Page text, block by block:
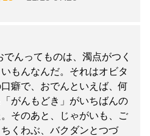
でんってものは、濁点がつく
もんなんだ。それはオビタ
癖で、おでんといえば、何
がんもどき」がいちばんの
そのあと、じゃがいも、ご
くわぶ、バクダンとつづ